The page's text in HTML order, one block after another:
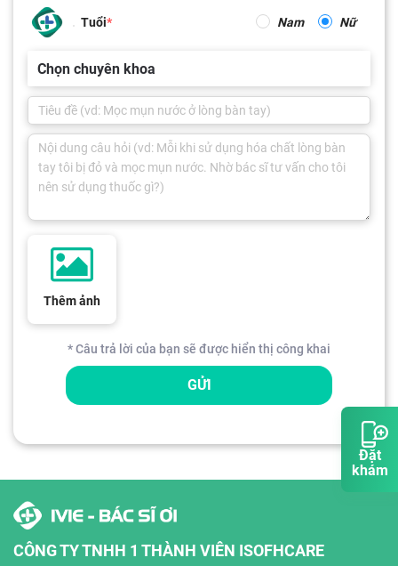
Đặt
khám
Tuổi Nam Nữ
Chọn chuyên khoa
Thêm ảnh
* Câu trả lời của bạn sẽ được hiển thị công khai
GỬI
CÔNG TY TNHH 1 THÀNH VIÊN ISOFHCARE